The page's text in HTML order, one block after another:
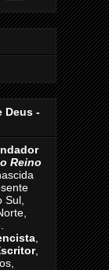
Deus -
Reino
Sul,
,
,